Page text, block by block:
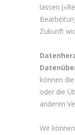
lassen
Zukunft
können
oder die
anderen
Wir